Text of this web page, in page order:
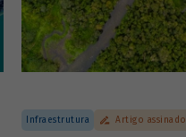
Infraestrutura Artigo assinado